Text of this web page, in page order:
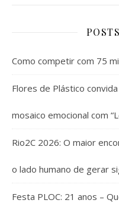
Como competir com 75
Flores de Plástico
mosaico emocional com
Rio2C 2026: O maior
o lado humano de gerar
Festa PLOC: 21 anos –